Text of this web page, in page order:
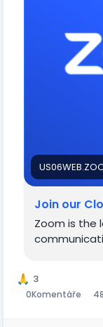
Join our
Zoom is the
3
0Komentáře